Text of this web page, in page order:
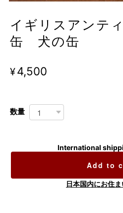
イギリスアンテ
缶 犬の缶
¥4,500
数量
International
Add to
日本国内にお住